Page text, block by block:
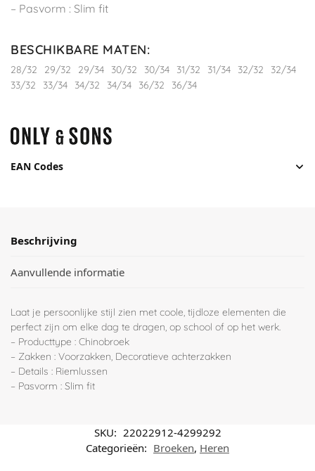
– Pasvorm : Slim fit
BESCHIKBARE MATEN:
28/32 29/32 29/34 30/32 30/34 31/32 31/34 32/32
32/34
33/32
33/34 34/32 34/34 36/32 36/34
EAN Codes
Beschrijving
Aanvullende informatie
Laat je persoonlijke stijl zien met coole, tijdloze elementen die
perfect zijn om elke dag te dragen, op school of op het werk.
– Producttype : Chinobroek
– Zakken : Voorzakken, Decoratieve achterzakken
– Details : Riemlussen
– Pasvorm : Slim fit
SKU: 22022912-4299292
Categorieën: Broeken, Heren